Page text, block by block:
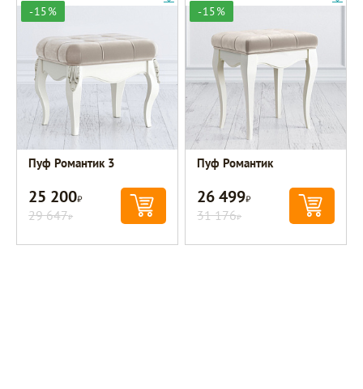
-15%
Пуф Романтик 3
25 200Р
29 647Р
-15%
Пуф Романтик
26 499Р
31 176Р